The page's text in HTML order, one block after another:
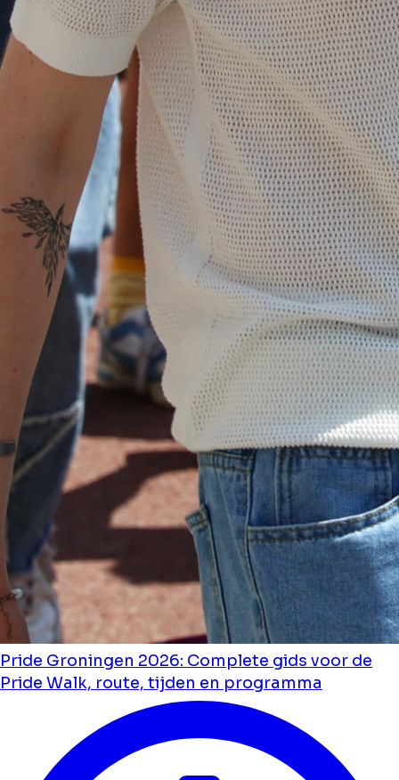
Pride Groningen 2026: Complete gids voor de
Pride Walk, route, tijden en programma